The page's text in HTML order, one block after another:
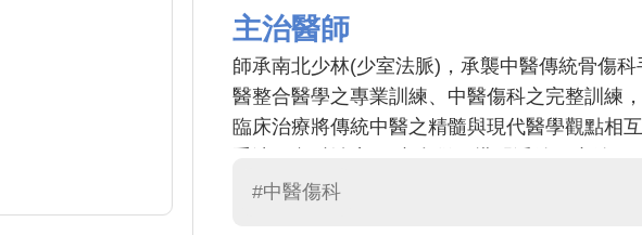
主治醫師
師承南北少林(少室法脈)，承襲中醫傳統骨傷
醫整合醫學之專業訓練、中醫傷科之完整訓練
臨床治療將傳統中醫之精髓與現代醫學觀點相
面性醫療。擅長治療各種急慢性疼痛問題、頸
#中醫傷科